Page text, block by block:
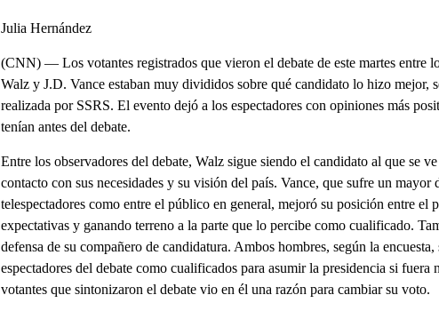
Julia Hernández
(CNN) — Los votantes registrados que vieron el debate de este martes entre
Walz y J.D. Vance estaban muy divididos sobre qué candidato lo hizo mejor,
realizada por SSRS. El evento dejó a los espectadores con opiniones más
tenían antes del debate.
Entre los observadores del debate, Walz sigue siendo el candidato al que se
contacto con sus necesidades y su visión del país. Vance, que sufre un mayor
telespectadores como entre el público en general, mejoró su posición entre el
expectativas y ganando terreno a la parte que lo percibe como cualificado.
defensa de su compañero de candidatura. Ambos hombres, según la
espectadores del debate como cualificados para asumir la presidencia si
votantes que sintonizaron el debate vio en él una razón para cambiar su voto.